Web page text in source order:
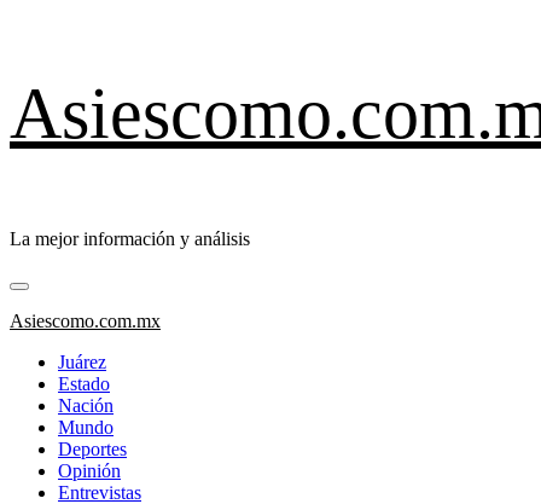
contenido
La mejor información y análisis
Menú
primario
Asiescomo.com.mx
Juárez
Estado
Nación
Mundo
Deportes
Opinión
Entrevistas